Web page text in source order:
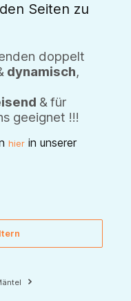
Seiten zu
doppelt
dynamisch,
&für
geeignet !!!
hier in unserer